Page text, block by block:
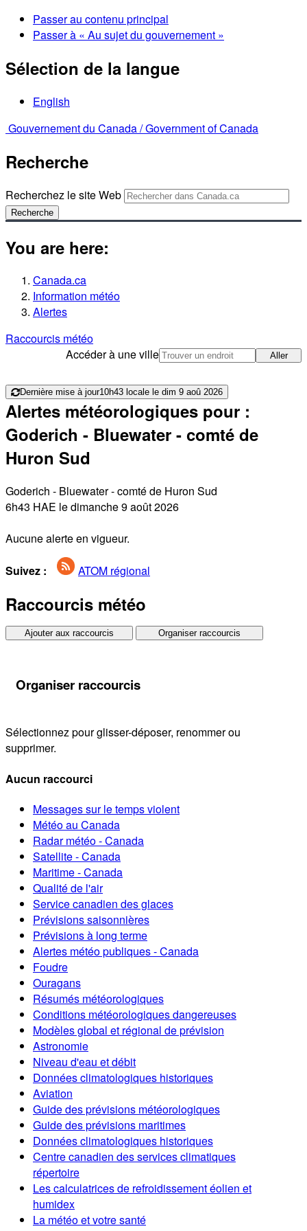
Passer au contenu principal
Passer à « Au sujet du gouvernement »
Sélection de la langue
English
Gouvernement du Canada /Government of Canada
Recherche
Recherchez le site Web
Recherche
You are here:
Canada.ca
Information météo
Alertes
Raccourcis météo
Accéder à une ville
Aller
Dernière mise à jour10h43 locale le dim 9 aoû 2026
Alertes météorologiques pour :
Goderich - Bluewater - comté de
Huron Sud
Goderich - Bluewater - comté de Huron Sud
6h43 HAE le dimanche 9 août 2026
Aucune alerte en vigueur.
Suivez : ATOM régional
Raccourcis météo
Ajouter aux raccourcis Organiser raccourcis
Organiser raccourcis
Sélectionnez pour glisser-déposer, renommer ou
supprimer.
Aucun raccourci
Messages sur le temps violent
Météo au Canada
Radar météo - Canada
Satellite - Canada
Maritime - Canada
Qualité de l'air
Service canadien des glaces
Prévisions saisonnières
Prévisions à long terme
Alertes météo publiques - Canada
Foudre
Ouragans
Résumés météorologiques
Conditions météorologiques dangereuses
Modèles global et régional de prévision
Astronomie
Niveau d'eau et débit
Données climatologiques historiques
Aviation
Guide des prévisions météorologiques
Guide des prévisions maritimes
Données climatologiques historiques
Centre canadien des services climatiques
répertoire
Les calculatrices de refroidissement éolien et
humidex
La météo et votre santé